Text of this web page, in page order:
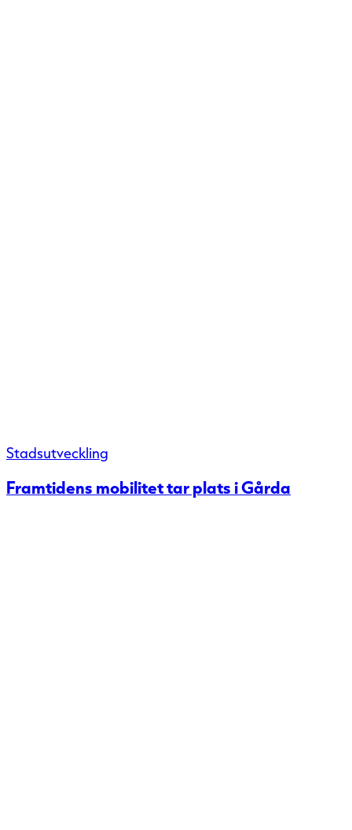
Stadsutveckling
Framtidens mobilitet tar plats i Gårda